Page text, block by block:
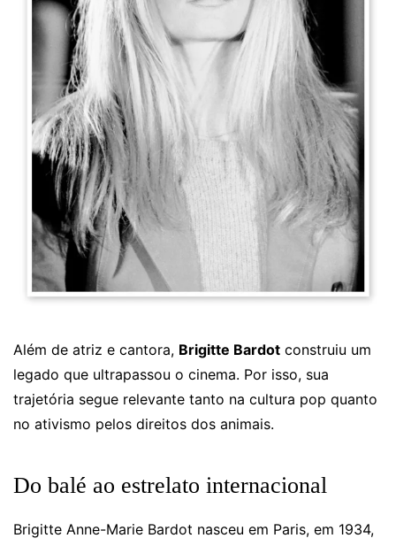
Além de atriz e cantora, Brigitte Bardot construiu um
legado que ultrapassou o cinema. Por isso, sua
trajetória segue relevante tanto na cultura pop quanto
no ativismo pelos direitos dos animais.
Do balé ao estrelato internacional
Brigitte Anne-Marie Bardot nasceu em Paris, em 1934,